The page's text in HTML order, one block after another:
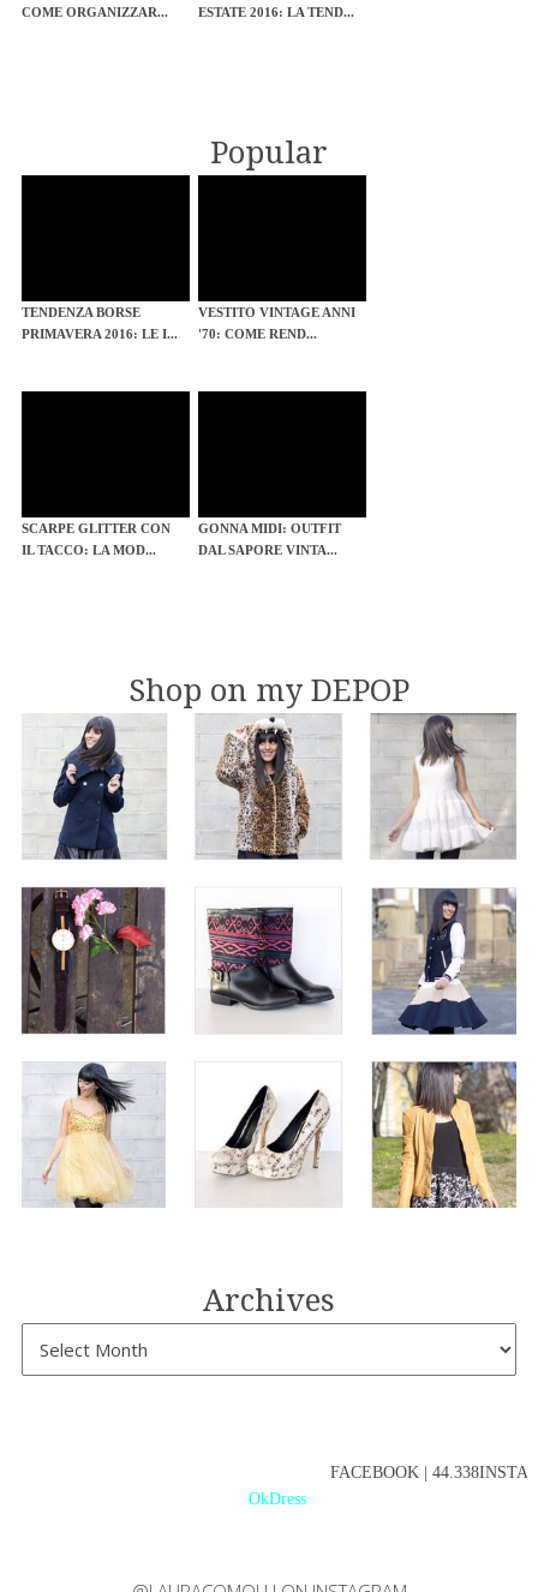
COME ORGANIZZAR...
ESTATE 2016: LA TEND...
Popular
TENDENZA BORSE
PRIMAVERA 2016: LE I...
VESTITO VINTAGE ANNI
'70: COME REND...
SCARPE GLITTER CON
IL TACCO: LA MOD...
GONNA MIDI: OUTFIT
DAL SAPORE VINTA...
Shop on my DEPOP
Archives
FACEBOOK |
OkDress